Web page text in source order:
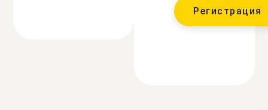
Регистрация